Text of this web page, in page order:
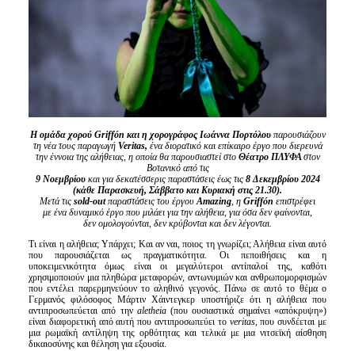
Η ομάδα χορού Griffón και η χορογράφος Ιωάννα Πορτόλου παρουσιάζουν
τη νέα τους παραγωγή Veritas, ένα διορατικό και επίκαιρο έργο που διερευνά
την έννοια της αλήθειας, η οποία θα παρουσιαστεί στοΘέατρο ΠΛΥΦΑστον
Βοτανικό από τις
9 Νοεμβρίουκαι για δεκατέσσερις παραστάσεις έως τις 8 Δεκεμβρίου 2024
(κάθε Παρασκευή, Σάββατο και Κυριακή στις 21.30).
Μετά τις sold-outπαραστάσεις του έργουAmazing, η Griffón επιστρέφει
με ένα δυναμικό έργο που μιλάει για την αλήθεια, για όσα δεν φαίνονται,
δεν ομολογούνται, δεν κρύβονται και δεν λέγονται.
Τι είναι η αλήθεια; Υπάρχει; Και αν ναι, ποιος τη γνωρίζει; Αλήθεια είναι αυτό
που παρουσιάζεται ως πραγματικότητα. Οι πεποιθήσεις και η
υποκειμενικότητα όμως είναι οι μεγαλύτεροι αντίπαλοί της, καθότι
χρησιμοποιούν μια πληθώρα μεταφορών, αντωνυμιών και ανθρωπομορφισμών
που εντέλει παρερμηνεύουν το αληθινό γεγονός. Πάνω σε αυτό το θέμα ο
Γερμανός φιλόσοφος Μάρτιν Χάιντεγκερ υποστήριζε ότι η αλήθεια που
αντιπροσωπεύεται από την aletheia(που ουσιαστικά σημαίνει «απόκρυψη»)
είναι διαφορετική από αυτή που αντιπροσωπεύει το veritas, που συνδέεται με
μια ρωμαϊκή αντίληψη της ορθότητας και τελικά με μια νιτσεϊκή αίσθηση
δικαιοσύνης και θέληση για εξουσία.